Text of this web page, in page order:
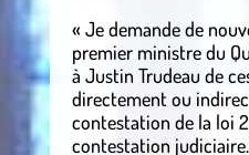
« Je demande de
premier ministre du
à Justin Trudeau de
directement ou
contestation de la loi
contestation